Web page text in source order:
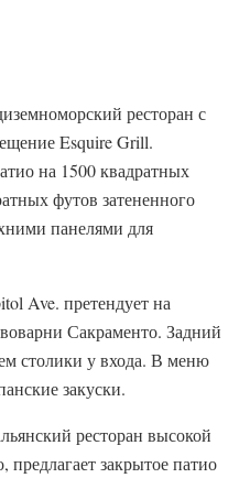
ресторан с
Esquire Grill.
на 1500 квадратных
футов затененного
панелями для
Ave. претендует на
Сакраменто. Задний
столики у входа. В меню
закуски.
ресторан высокой
закрытое патио